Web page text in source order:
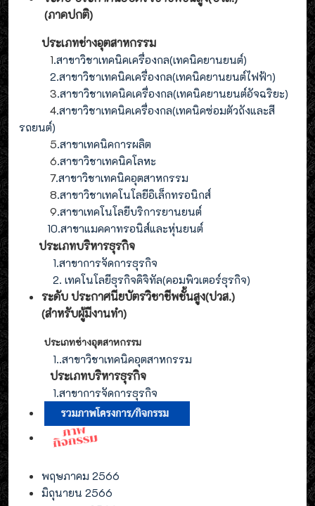
(ภาคปกติ)
ประเภทช่างอุตสาหกรรม
1.สาขาวิชาเทคนิคเครื่องกล(เทคนิคยานยนต์)
2.สาขาวิชาเทคนิคเครื่องกล(เทคนิคยานยนต์ไฟฟ้า)
3.สาขาวิชาเทคนิคเครื่องกล(เทคนิคยานยนต์อัจฉริยะ)
4.สาขาวิชาเทคนิคเครื่องกล(เทคนิคซ่อมตัวถังและสี
รถยนต์)
5.สาขาเทคนิคการผลิต
6.สาขาวิชาเทคนิคโลหะ
7.สาขาวิชาเทคนิคอุตสาหกรรม
8.สาขาวิชาเทคโนโลยีอิเล็กทรอนิกส์
9.สาขาเทคโนโลยีบริการยานยนต์
10.สาขาแมคคาทรอนิส์และหุ่นยนต์
ประเภทบริหารธุรกิจ
1.สาขาการจัดการธุรกิจ
2. เทคโนโลยีธุรกิจดิจิทัล(คอมพิวเตอร์ธุรกิจ)
ระดับ ประกาศนียบัตรวิชาชีพชั้นสูง(ปวส.)
(สำหรับผู้มีงานทำ)
ประเภทช่างอุตสาหกรรม
1..สาขาวิชาเทคนิคอุตสาหกรรม
ประเภทบริหารธุรกิจ
1.สาขาการจัดการธุรกิจ
พฤษภาคม 2566
มิถุนายน 2566